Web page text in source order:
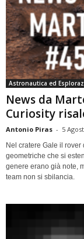
Astronautica ed
News da
Curiosity
Antonio Piras - 5
Nel cratere Gale il rover
geometriche che si
genere erano già note,
team non si sbilancia.